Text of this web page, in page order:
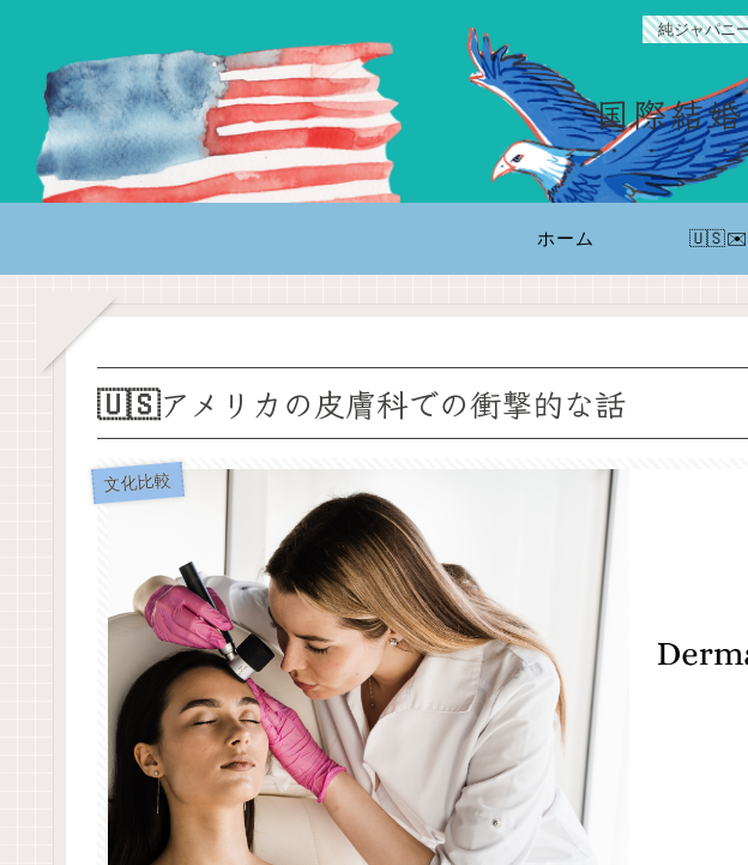
純ジャパニ
国際結
ホーム 🇺🇸✉️
🇺🇸アメリカの皮膚科での衝撃的な話
文化比較